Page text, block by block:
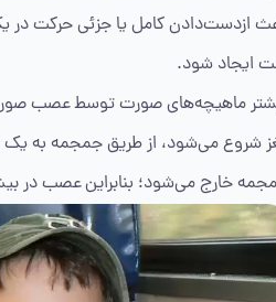
ازدست‌دادن کامل یا جزئی حرکت
ایجاد شود.
ماهیچه‌های صورت توسط عصب
شروع می‌شود، از طریق جمجمه به
خارج می‌شود؛ بنابراین عصب در